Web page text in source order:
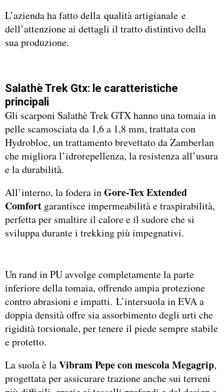
L’azienda ha fatto della qualità artigianale e
dell’attenzione ai dettagli il tratto distintivo della
sua produzione.
Salathè Trek Gtx: le caratteristiche
principali
Gli scarponi Salathè Trek GTX hanno una tomaia in
pelle scamosciata da 1,6 a 1,8 mm, trattata con
Hydrobloc, un trattamento brevettato da Zamberlan
che migliora l’idrorepellenza, la resistenza all’usura
e la durabilità.
All’interno, la fodera inGore-Tex Extended
Comfort garantisce impermeabilità e traspirabilità,
perfetta per smaltire il calore e il sudore che si
sviluppa durante i trekking più impegnativi.
Un rand in PU avvolge completamente la parte
inferiore della tomaia, offrendo ampia protezione
contro abrasioni e impatti. L’intersuola in EVA a
doppia densità offre sia assorbimento degli urti che
rigidità torsionale, per tenere il piede sempre stabile
e protetto.
La suola è laVibram Pepe con mescola Megagrip,
progettata per assicurare trazione anche sui terreni